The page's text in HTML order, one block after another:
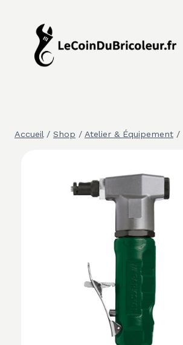
contenu
Accueil / Shop / Atelier & Équipement /